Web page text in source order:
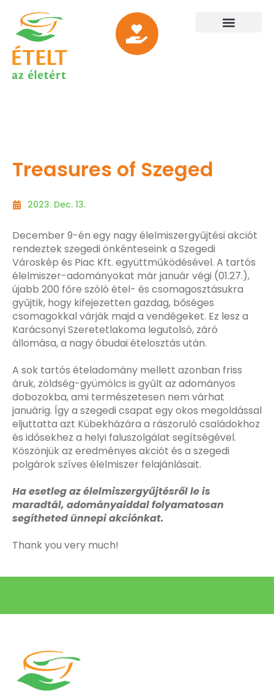
Treasures of Szeged
2023. Dec. 13.
December 9-én egy nagy élelmiszergyűjtési akciót
rendeztek szegedi önkénteseink a Szegedi
Városkép és Piac Kft. együttműködésével. A tartós
élelmiszer-adományokat már január végi (01.27.),
újabb 200 főre szóló étel- és csomagosztásukra
gyűjtik, hogy kifejezetten gazdag, bőséges
csomagokkal várják majd a vendégeket. Ez lesz a
Karácsonyi Szeretetlakoma legutolsó, záró
állomása, a nagy óbudai ételosztás után.
A sok tartós ételadomány mellett azonban friss
áruk, zöldség-gyümölcs is gyűlt az adományos
dobozokba, ami természetesen nem várhat
januárig. Így a szegedi csapat egy okos megoldással
eljuttatta azt Kübekházára a rászoruló családokhoz
és idősekhez a helyi faluszolgálat segítségével.
Köszönjük az eredményes akciót és a szegedi
polgárok szíves élelmiszer felajánlásait.
Ha esetleg az élelmiszergyűjtésről le is
maradtál, adományaiddal folyamatosan
segítheted ünnepi akciónkat.
Thank you very much!